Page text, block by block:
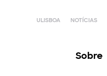
ULISBOA NOTÍCIAS
Sobre